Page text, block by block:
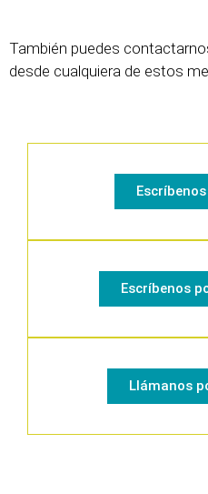
También puedes
desde cualquiera de estos
Escríbenos
Llámanos